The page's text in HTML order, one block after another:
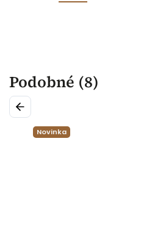
Podobné (8)
Previous
Novinka